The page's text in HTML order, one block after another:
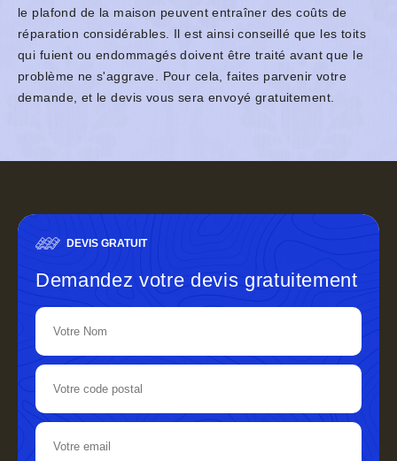
le plafond de la maison peuvent entraîner des coûts de
réparation considérables. Il est ainsi conseillé que les toits
qui fuient ou endommagés doivent être traité avant que le
problème ne s'aggrave. Pour cela, faites parvenir votre
demande, et le devis vous sera envoyé gratuitement.
DEVIS GRATUIT
Demandez votre devis gratuitement